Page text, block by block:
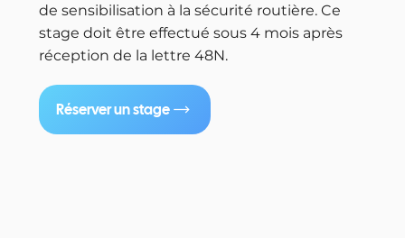
de sensibilisation à la sécurité routière. Ce
stage doit être effectué sous 4 mois après
réception de la lettre 48N.
Réserver un stage